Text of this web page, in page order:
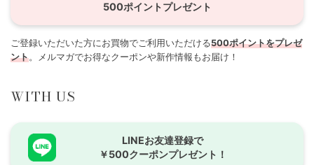
500ポイントプレゼント
ご登録いただいた方にお買物でご利用いただける500ポイントをプレゼ
ント。メルマガでお得なクーポンや新作情報もお届け！
WITH US
LINEお友達登録で
￥500クーポンプレゼント！